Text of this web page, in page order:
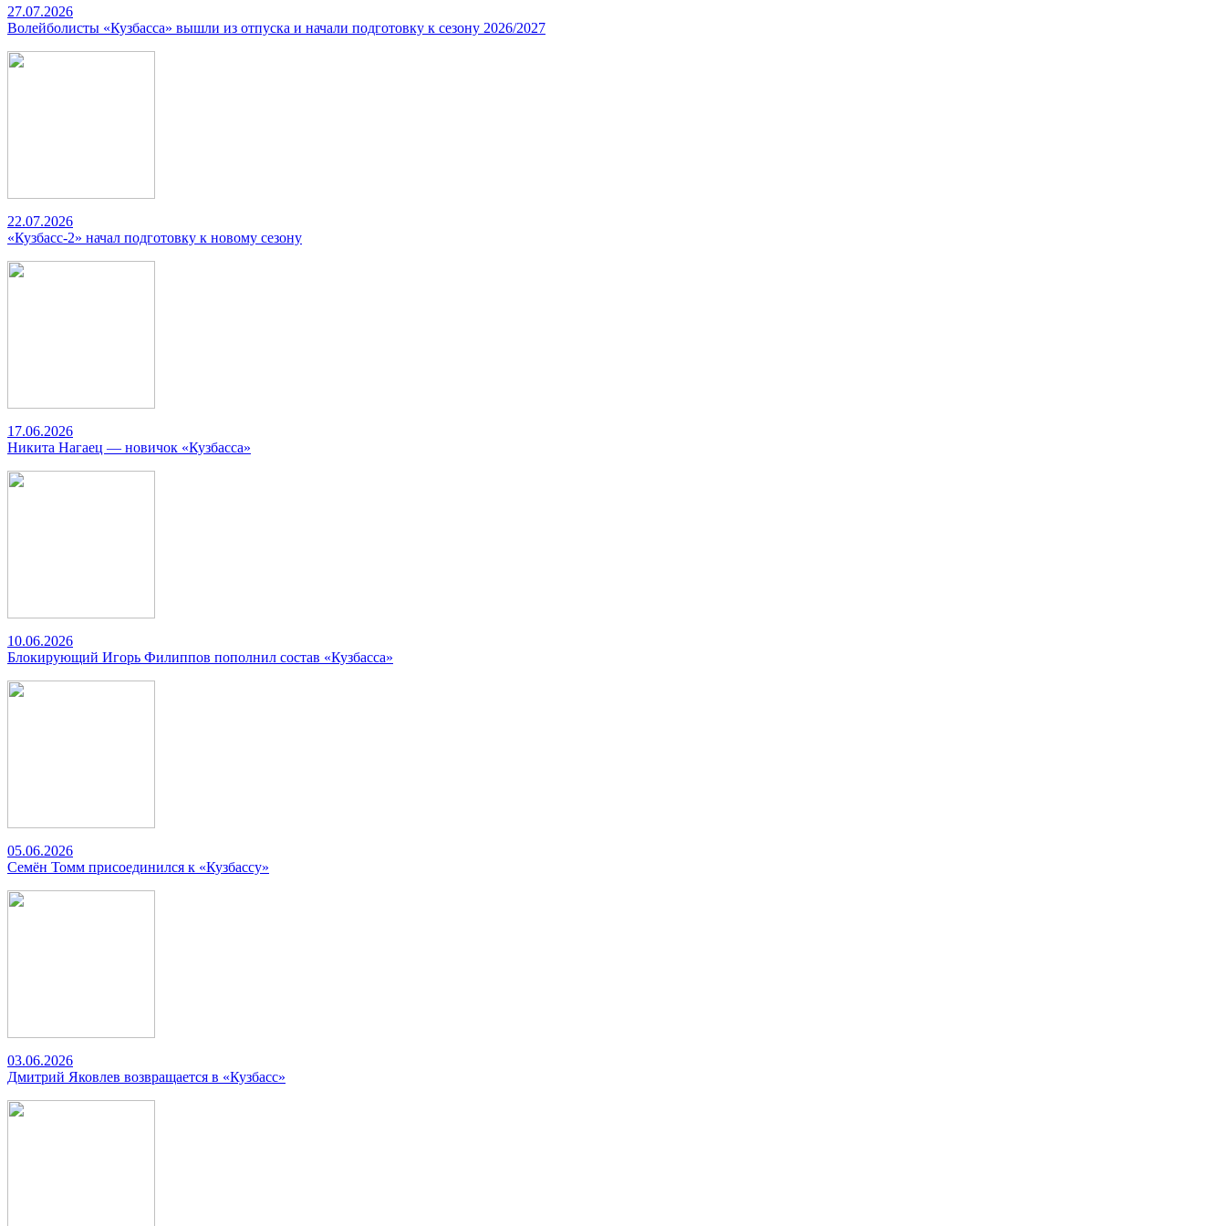
27.07.2026
Волейболисты «Кузбасса» вышли из отпуска и начали подготовку к сезону 2026/2027
22.07.2026
«Кузбасс-2» начал подготовку к новому сезону
17.06.2026
Никита Нагаец — новичок «Кузбасса»
10.06.2026
Блокирующий Игорь Филиппов пополнил состав «Кузбасса»
05.06.2026
Семён Томм присоединился к «Кузбассу»
03.06.2026
Дмитрий Яковлев возвращается в «Кузбасс»